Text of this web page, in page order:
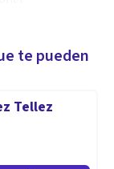
persona
y
y así sacar tu
te pueden
Tellez